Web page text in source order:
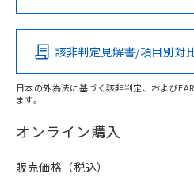
Pb Hg
O
在庫等で未対応品が混在する可
問い合わせください。
該非判定見解書/項目別対
日本の外為法に基づく該非判定、および
ます。
オンライン購入
販売価格（税込）